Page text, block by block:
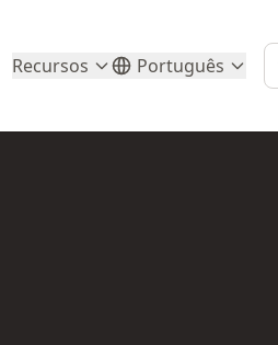
Recursos Português